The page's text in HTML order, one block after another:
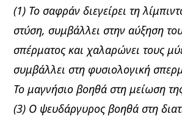
(1) Το σαφράν διεγείρει τη
στύση, συμβάλλει στην αύξηση
σπέρματος και χαλαρώνει τους
συμβάλλει στη φυσιολογική
Το μαγνήσιο βοηθά στη μείωση
(3) Ο ψευδάργυρος βοηθά στη